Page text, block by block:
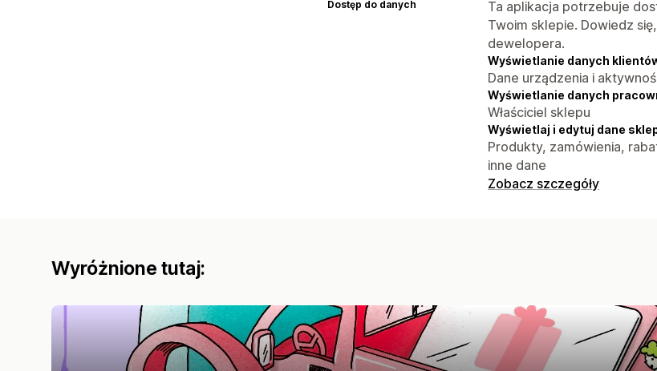
Dostęp do danych
Ta aplikacja potrzebuje
Twoim sklepie. Dowiedz
dewelopera.
Wyświetlanie danych
Dane urządzenia i
Wyświetlanie danych
Właściciel sklepu
Wyświetlaj i edytuj dane
Produkty, zamówienia,
inne dane
Zobacz szczegóły
Wyróżnione tutaj: